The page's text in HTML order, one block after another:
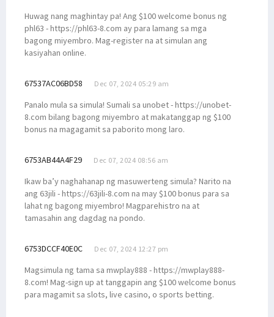
Huwag nang maghintay pa! Ang $100 welcome bonus ng
phl63 - https://phl63-8.com ay para lamang sa mga
bagong miyembro. Mag-register na at simulan ang
kasiyahan online.
67537AC06BD58 Dec 07, 2024 05:29 am
Panalo mula sa simula! Sumali sa unobet - https://unobet-
8.com bilang bagong miyembro at makatanggap ng $100
bonus na magagamit sa paborito mong laro.
6753AB44A4F29 Dec 07, 2024 08:56 am
Ikaw ba’y naghahanap ng masuwerteng simula? Narito na
ang 63jili - https://63jili-8.com na may $100 bonus para sa
lahat ng bagong miyembro! Magparehistro na at
tamasahin ang dagdag na pondo.
6753DCCF40E0C Dec 07, 2024 12:27 pm
Magsimula ng tama sa mwplay888 - https://mwplay888-
8.com! Mag-sign up at tanggapin ang $100 welcome bonus
para magamit sa slots, live casino, o sports betting.